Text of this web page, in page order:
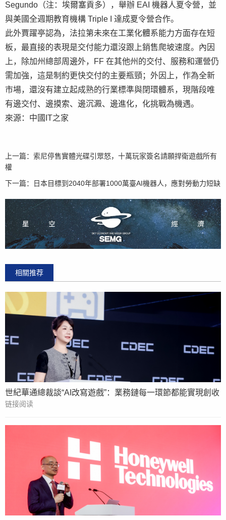
Segundo（注：埃爾塞貢多），舉辦 EAI 機器人夏令營，並
與美國全週期教育機構 Triple I 達成夏令營合作。
此外賈躍亭認為，法拉第未來在工業化體系能力方面存在短
板，最直接的表現是交付能力還沒跟上銷售爬坡速度。內因
上，除加州總部周邊外，FF 在其他州的交付、服務和運營仍
需加強，這是制約更快交付的主要瓶頸；外因上，作為全新
市場，還沒有建立起成熟的行業標準與閉環體系，現階段唯
有邊交付、邊摸索、邊沉澱、邊進化，化挑戰為機遇。
來源：中國IT之家
上一篇： 索尼停售實體光碟引眾怒，十萬玩家簽名請願捍衛遊戲所有
權
下一篇：
日本目標到2040年部署1000萬臺AI機器人，應對勞動力短缺
相關推荐
世紀華通總裁談“AI改寫遊戲”：業務鏈每一環節都能實現創收
链接阅读